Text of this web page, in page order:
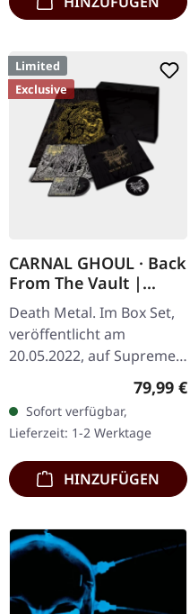
Limited
Exclusive
CARNAL GHOUL · Back
From The Vault |
WOODEN BOX SET
Death Metal. Im Box Set,
veröffentlicht am
20.05.2022, auf Supreme
Chaos Records. Extrem
Holzbox mit Logo und
Nummerierung,…
79,99 €
Sofort verfügbar,
Lieferzeit: 1-2 Werktage
HINZUFÜGEN